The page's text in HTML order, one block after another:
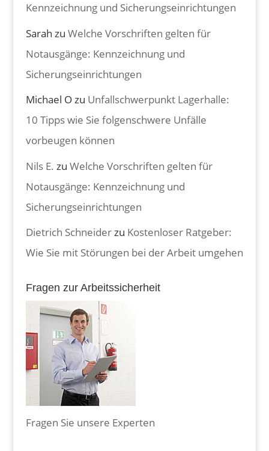
Kennzeichnung und Sicherungseinrichtungen
Sarah zu Welche Vorschriften gelten für
Notausgänge: Kennzeichnung und
Sicherungseinrichtungen
Michael Ozu Unfallschwerpunkt Lagerhalle:
10 Tipps wie Sie folgenschwere Unfälle
vorbeugen können
Nils E. zu Welche Vorschriften gelten für
Notausgänge: Kennzeichnung und
Sicherungseinrichtungen
Dietrich Schneiderzu Kostenloser Ratgeber:
Wie Sie mit Störungen bei der Arbeit umgehen
Fragen zur Arbeitssicherheit
Fragen Sie unsere Experten